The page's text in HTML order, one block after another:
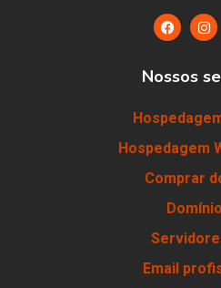
Nossos
Hospedagem
Comprar
Email